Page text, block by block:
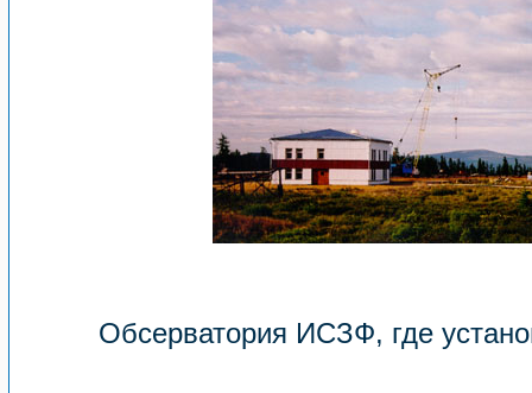
Обсерватория ИСЗФ, где